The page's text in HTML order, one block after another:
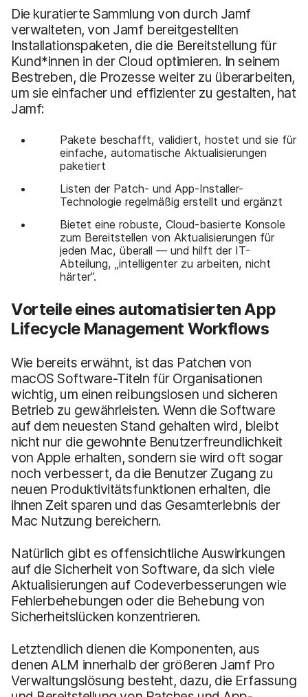
Die kuratierte Sammlung von durch Jamf
verwalteten, von Jamf bereitgestellten
Installationspaketen, die die Bereitstellung für
Kund*innen in der Cloud optimieren. In seinem
Bestreben, die Prozesse weiter zu überarbeiten,
um sie einfacher und effizienter zu gestalten, hat
Jamf:
Pakete beschafft, validiert, hostet und sie für
einfache, automatische Aktualisierungen
paketiert
Listen der Patch- und App-Installer-
Technologie regelmäßig erstellt und ergänzt
Bietet eine robuste, Cloud-basierte Konsole
zum Bereitstellen von Aktualisierungen für
jeden Mac, überall — und hilft der IT-
Abteilung, „intelligenter zu arbeiten, nicht
härter”.
Vorteile eines automatisierten App
Lifecycle Management Workflows
Wie bereits erwähnt, ist das Patchen von
macOS Software-Titeln für Organisationen
wichtig, um einen reibungslosen und sicheren
Betrieb zu gewährleisten. Wenn die Software
auf dem neuesten Stand gehalten wird, bleibt
nicht nur die gewohnte Benutzerfreundlichkeit
von Apple erhalten, sondern sie wird oft sogar
noch verbessert, da die Benutzer Zugang zu
neuen Produktivitätsfunktionen erhalten, die
ihnen Zeit sparen und das Gesamterlebnis der
Mac Nutzung bereichern.
Natürlich gibt es offensichtliche Auswirkungen
auf die Sicherheit von Software, da sich viele
Aktualisierungen auf Codeverbesserungen wie
Fehlerbehebungen oder die Behebung von
Sicherheitslücken konzentrieren.
Letztendlich dienen die Komponenten, aus
denen ALM innerhalb der größeren Jamf Pro
Verwaltungslösung besteht, dazu, die Erfassung